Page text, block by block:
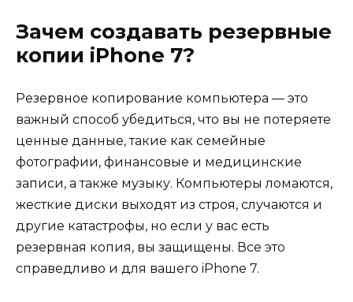
Зачем создавать резервные
копии iPhone 7?
Резервное копирование компьютера — это
важный способ убедиться, что вы не потеряете
ценные данные, такие как семейные
фотографии, финансовые и медицинские
записи, а также музыку. Компьютеры ломаются,
жесткие диски выходят из строя, случаются и
другие катастрофы, но если у вас есть
резервная копия, вы защищены. Все это
справедливо и для вашего iPhone 7.